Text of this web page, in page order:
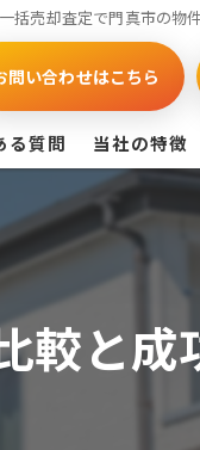
一括売却査定で門真市の物
問い合わせはこちら
る質問 当社の特徴
買取
戸建て
マンション
較と成